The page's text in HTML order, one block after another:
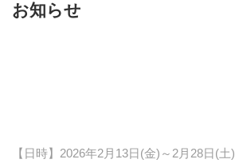
お知らせ
【日時】2026年2月13日(金)～2月28日(土)